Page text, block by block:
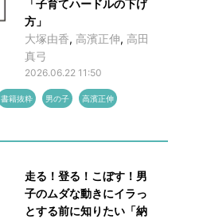
「子育てハードルの下げ
方」
大塚由香, 高濱正伸, 高田
真弓
2026.06.22 11:50
書籍抜粋 男の子 高濱正伸
走る！登る！こぼす！男
子のムダな動きにイラっ
とする前に知りたい「納